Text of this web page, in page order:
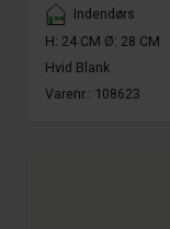
Placement
Indendørs
H: 24 CM Ø: 28 CM
Hvid Blank
Varenr.: 108623